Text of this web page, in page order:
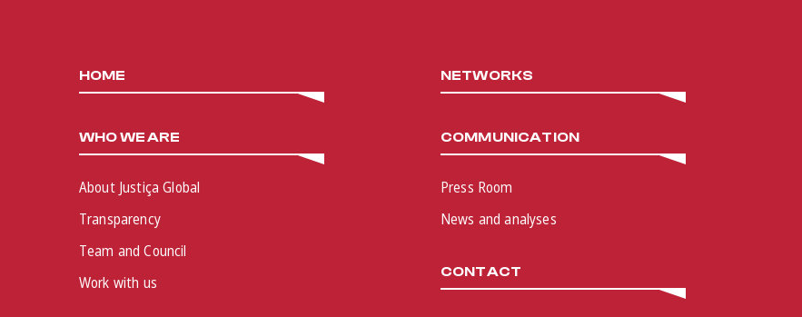
HOME
WHO WE ARE
About Justiça Global
Transparency
Team and Council
Work with us
NETWORKS
COMMUNICATION
Press Room
News and analyses
CONTACT